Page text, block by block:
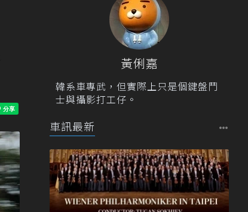
黃俐嘉
韓系車專武，但實際上只是個鍵盤鬥
士與攝影打工仔。
車訊最新